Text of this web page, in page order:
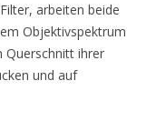
arbeiten beide
Objektivspektrum
Querschnitt ihrer
und auf